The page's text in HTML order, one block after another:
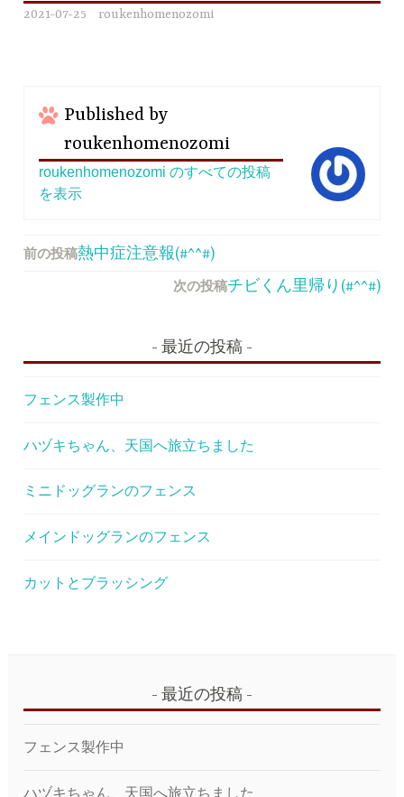
2021-07-25 roukenhomenozomi
Published by
roukenhomenozomi
roukenhomenozomi のすべての投稿
を表示
投
ー
ョ
ン
前の投稿熱中症注意報(#^^#)
次の投稿チビくん里帰り(#^^#)
最近の投稿
フェンス製作中
ハヅキちゃん、天国へ旅立ちました
ミニドッグランのフェンス
メインドッグランのフェンス
カットとブラッシング
最近の投稿
フェンス製作中
ハヅキちゃん、天国へ旅立ちました